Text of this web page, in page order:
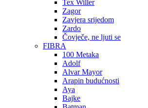
Tex Willer
Zagor
Zavjera srijedom
Zardo
Čovječe, ne ljuti se
FIBRA
100 Metaka
Adolf
Alvar Mayor
Arapin budućnosti
Aya
Bajke